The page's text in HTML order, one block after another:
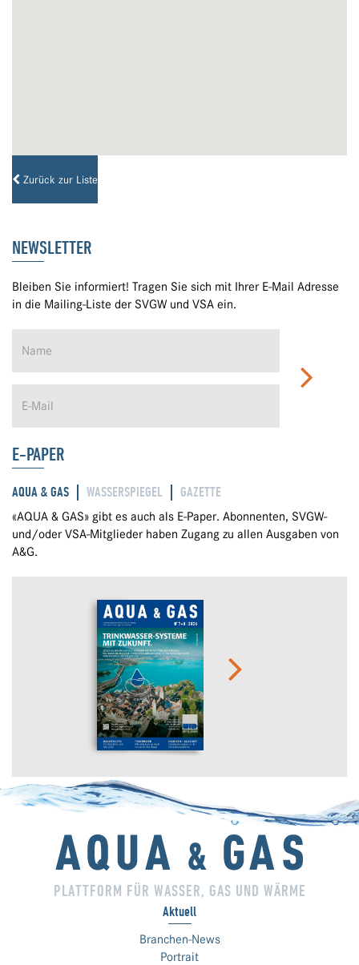
Zurück zur Liste
NEWSLETTER
Bleiben Sie informiert! Tragen Sie sich mit Ihrer E-Mail Adresse
in die Mailing-Liste der SVGW und VSA ein.
E-PAPER
AQUA & GAS WASSERSPIEGEL GAZETTE
«AQUA & GAS» gibt es auch als E-Paper. Abonnenten, SVGW-
und/oder VSA-Mitglieder haben Zugang zu allen Ausgaben von
A&G.
PLATTFORM FÜR WASSER, GAS UND WÄRME
Aktuell
Branchen-News
Portrait